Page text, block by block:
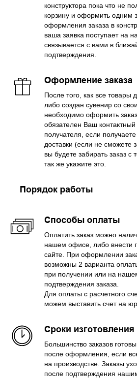
конструктора пока что не
корзину и оформить одним
оформления заказа в
ваша заявка поступает на
связывается с вами в
подтверждения.
Оформление заказа
После того, как все товары
либо создан сувенир со
необходимо оформить
обязателен Ваш
получателя, если
доставки (если не сможете
вы будете забирать заказ с
так же укажите это.
Порядок работы
Способы оплаты
Оплатить заказ можно
нашем офисе, либо внести
сайте. При оформлении
возможны 2 варианта
при получении или на
подтверждения заказа.
Для оплаты с расчетного
можем выставить счет на
Сроки изготовления
Большинство заказов
после оформления, если
на производстве. Заказы
после подтверждения